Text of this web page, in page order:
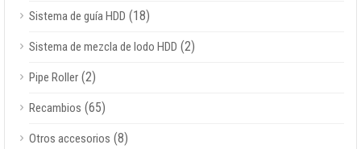
Sistema de guía HDD (18)
Sistema de mezcla de lodo HDD (2)
Pipe Roller (2)
Recambios (65)
Otros accesorios (8)